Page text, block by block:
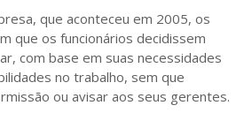
que aconteceu em 2005, os
que os funcionários decidissem
com base em suas necessidades
no trabalho, sem que
ou avisar aos seus gerentes.